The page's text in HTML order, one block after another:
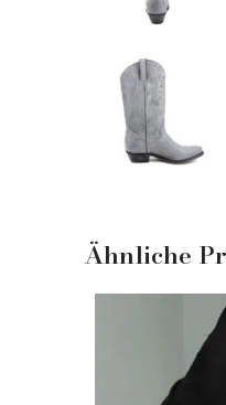
Ähnliche